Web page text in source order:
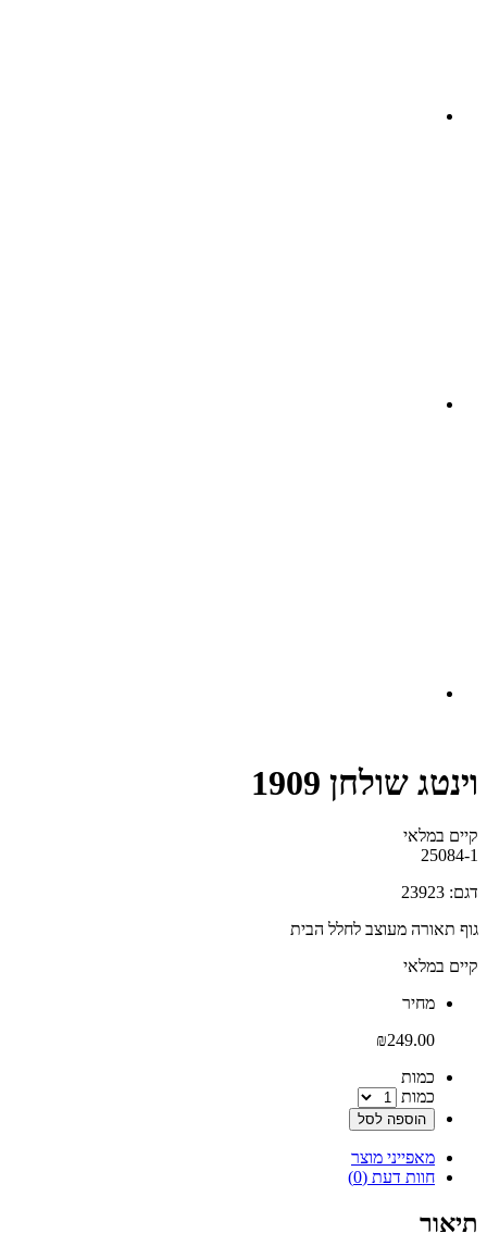
וינטג שולחן 1909
קיים במלאי‬
25084-1
דגם: 23923
גוף תאורה מעוצב לחלל הבית
קיים במלאי
‫מחיר‬
₪249.00
‫כמות‬
כמות
הוספה לסל
מאפייני מוצר
חוות דעת (0)
תיאור